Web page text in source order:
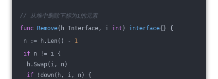
// 从堆中删除下标为i的元素
func
Remove(h Interface, i int ) interface{} {
n := h.Len() - 1
if n != i {
h.Swap(i, n)
if !down(h, i, n) {